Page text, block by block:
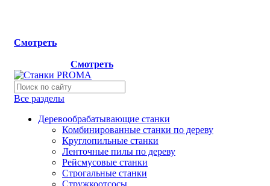
Смотреть
Смотреть
Все разделы
Деревообрабатывающие станки
Комбинированные станки по дереву
Круглопильные станки
Ленточные пилы по дереву
Рейсмусовые станки
Строгальные станки
Стружкоотсосы